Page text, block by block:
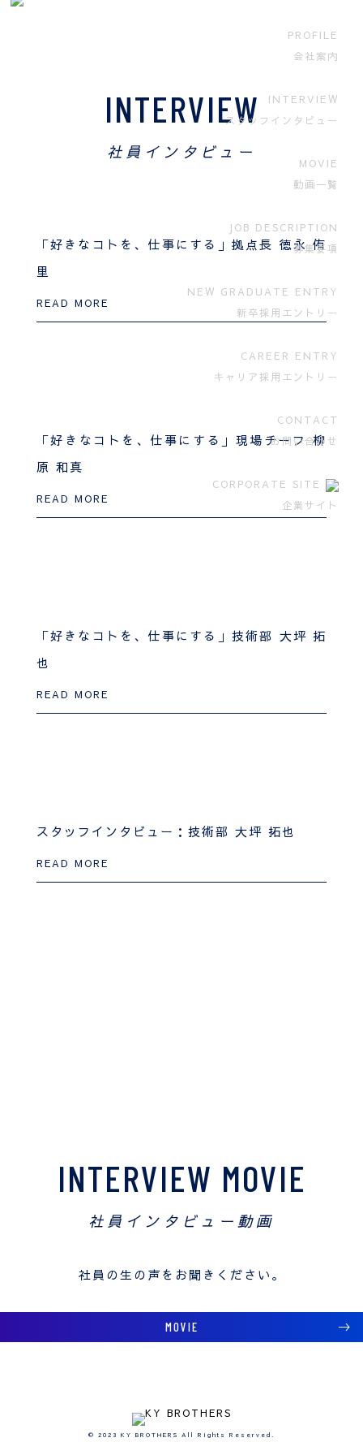
PROFILE
会社案内
INTERVIEW
スタッフインタビュー
MOVIE
動画一覧
JOB DESCRIPTION
募集要項
NEW GRADUATE ENTRY
新卒採用エントリー
CAREER ENTRY
キャリア採用エントリー
CONTACT
お問い合わせ
CORPORATE SITE
企業サイト
INTERVIEW
社員インタビュー
「好きなコトを、仕事にする」拠点長 徳永 侑
里
READ MORE
「好きなコトを、仕事にする」現場チーフ 柳
原 和真
READ MORE
「好きなコトを、仕事にする」技術部 大坪 拓
也
READ MORE
スタッフインタビュー：技術部 大坪 拓也
READ MORE
INTERVIEW MOVIE
社員インタビュー動画
社員の生の声をお聞きください。
MOVIE
© 2023 KY BROTHERS All Rights Reserved.